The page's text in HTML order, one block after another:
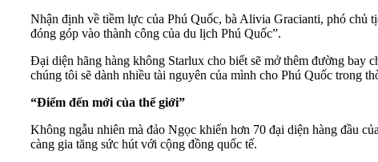
Nhận định về tiềm lực của Phú Quốc, bà Alivia Gracianti, phó chủ
đóng góp vào thành công của du lịch Phú Quốc”.
Đại diện hãng hàng không Starlux cho biết sẽ mở thêm đường bay
chúng tôi sẽ dành nhiều tài nguyên của mình cho Phú Quốc trong
“Điểm đến mới của thế giới”
Không ngẫu nhiên mà đảo Ngọc khiến hơn 70 đại diện hàng đầu
càng gia tăng sức hút với cộng đồng quốc tế.